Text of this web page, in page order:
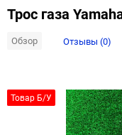
Трос газа
Обзор Отзывы (0)
Товар Б/У